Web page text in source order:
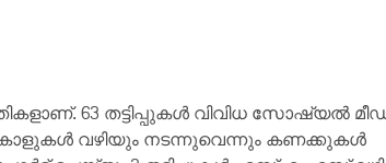
63 തട്ടിപ്പുകൾ വിവിധ സോഷ്യൽ
വഴിയും നടന്നുവെന്നും കണക്കുകൾ